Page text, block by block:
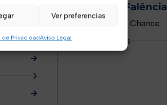
Ver preferencias
de PrivacidadAviso Legal
Falência
Lei da Segunda Chance
Lei de Falências